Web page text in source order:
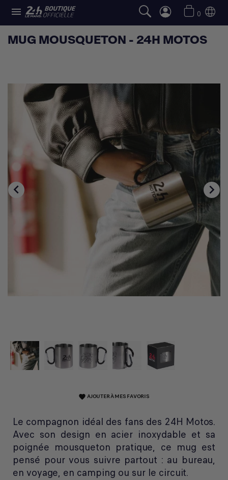
 0
MUG MOUSQUETON - 24H MOTOS
 
favorite AJOUTER À MES FAVORIS
Le compagnon idéal des fans des 24H Motos.
Avec son design en acier inoxydable et sa
poignée mousqueton pratique, ce mug est
pensé pour vous suivre partout : au bureau,
en voyage, en camping ou sur le circuit.